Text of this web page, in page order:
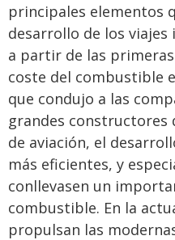
principales elementos
desarrollo de los
a partir de las
coste del combustible
que condujo a las
grandes constructores
de aviación, el
más eficientes, y
conllevasen un
combustible. En la
propulsan las